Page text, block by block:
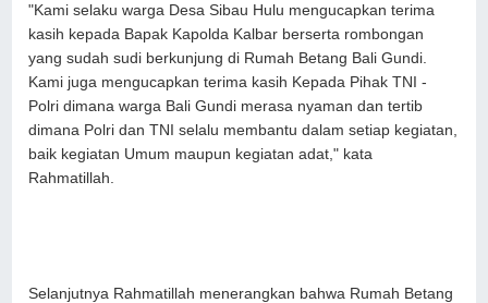
"Kami selaku warga Desa Sibau Hulu mengucapkan terima
kasih kepada Bapak Kapolda Kalbar berserta rombongan
yang sudah sudi berkunjung di Rumah Betang Bali Gundi.
Kami juga mengucapkan terima kasih Kepada Pihak TNI -
Polri dimana warga Bali Gundi merasa nyaman dan tertib
dimana Polri dan TNI selalu membantu dalam setiap kegiatan,
baik kegiatan Umum maupun kegiatan adat," kata
Rahmatillah.
Selanjutnya Rahmatillah menerangkan bahwa Rumah Betang